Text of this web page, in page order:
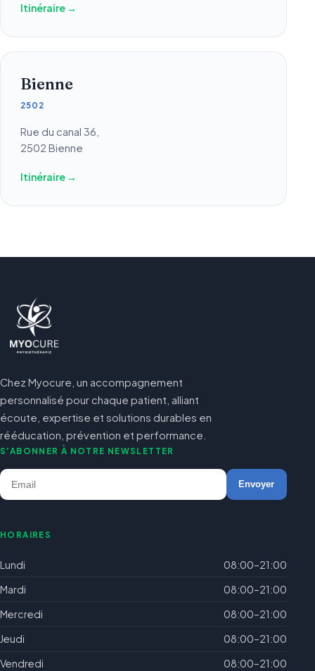
Itinéraire →
Bienne
2502
Rue du canal 36,
2502 Bienne
Itinéraire →
Chez Myocure, un accompagnement
personnalisé pour chaque patient, alliant
écoute, expertise et solutions durables en
rééducation, prévention et performance.
S'ABONNER À NOTRE NEWSLETTER
Envoyer
HORAIRES
Lundi
08:00–21:00
Mardi
08:00–21:00
Mercredi
08:00–21:00
Jeudi
08:00–21:00
Vendredi
08:00–21:00